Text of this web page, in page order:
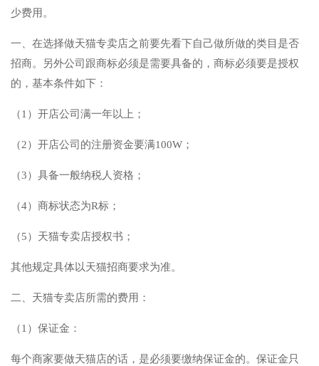
少费用。
一、在选择做天猫专卖店之前要先看下自己做所做的类目是否
招商。另外公司跟商标必须是需要具备的，商标必须要是授权
的，基本条件如下：
（1）开店公司满一年以上；
（2）开店公司的注册资金要满100W；
（3）具备一般纳税人资格；
（4）商标状态为R标；
（5）天猫专卖店授权书；
其他规定具体以天猫招商要求为准。
二、天猫专卖店所需的费用：
（1）保证金：
每个商家要做天猫店的话，是必须要缴纳保证金的。保证金只